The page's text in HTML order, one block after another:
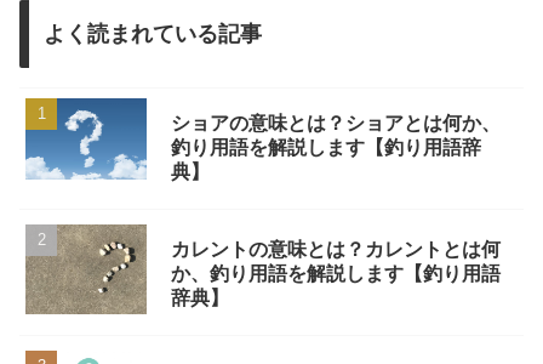
よく読まれている記事
ショアの意味とは？ショアとは何か、
釣り用語を解説します【釣り用語辞
典】
カレントの意味とは？カレントとは何
か、釣り用語を解説します【釣り用語
辞典】